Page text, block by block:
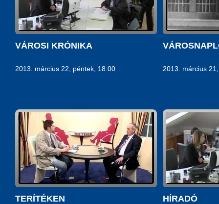
VÁROSI KRÓNIKA
2013. március 22, péntek, 18:00 2013. március
TERÍTÉKEN HÍRADÓ